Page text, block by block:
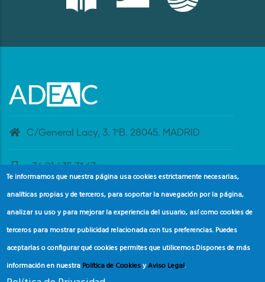
C/General Lacy, 3. 1ºB. 28045. MADRID
+34 91 435 31 47
banderaazul@adeac.es
Te informamos que nuestra página usa cookies estrictamente necesarias,
analíticas propias y de terceros, para soportar la navegación por la página,
analizar su uso y para mejorar la experiencia del usuario, así como cookies de
terceros para mostrar publicidad relacionada con tus preferencias. Puedes
aceptarlas o configurar qué cookies permites que utilicemos.Dispones de más
información en nuestra Política de CookiesyAviso Legal.